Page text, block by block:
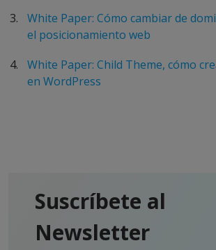
White Paper: Cómo cambiar de
el posicionamiento web
White Paper: Child Theme, cómo
en WordPress
Suscríbete al
Newsletter